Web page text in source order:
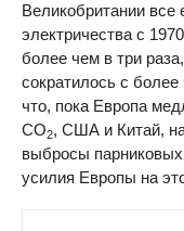
Великобритании все
электричества с
более чем в три
сократилось с
что, пока Европа
CO2, США и Китай,
выбросы
усилия Европы на